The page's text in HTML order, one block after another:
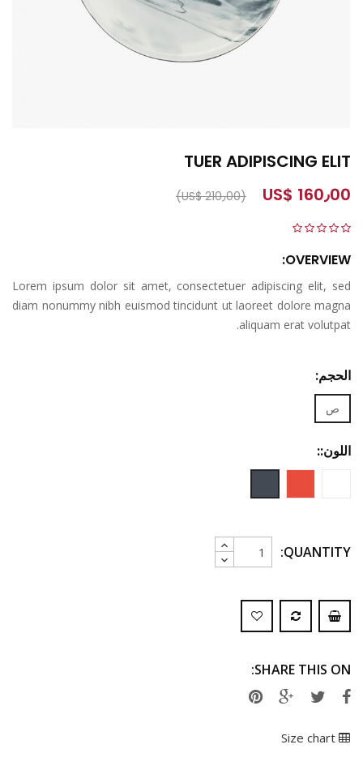
TUER ADIPISCING ELIT
US$ 160٫00
(US$ 210٫00)
OVERVIEW:
Lorem ipsum dolor sit amet, consectetuer adipiscing elit, sed
diam nonummy nibh euismod tincidunt ut laoreet dolore magna
aliquam erat volutpat.
الحجم:
ص
اللون::
QUANTITY:
SHARE THIS ON:
Size chart